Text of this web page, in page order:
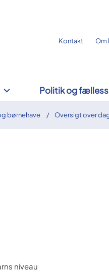
Kontakt Om
Politik og
børnehave Oversigt over
niveau